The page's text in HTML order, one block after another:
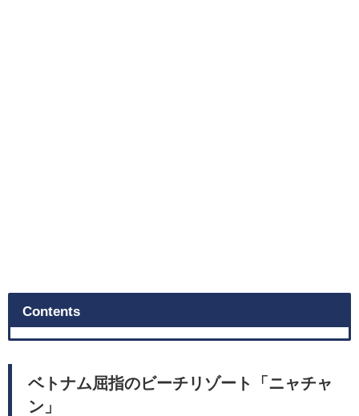
Contents
ベトナム屈指のビーチリゾート「ニャチャ
ン」